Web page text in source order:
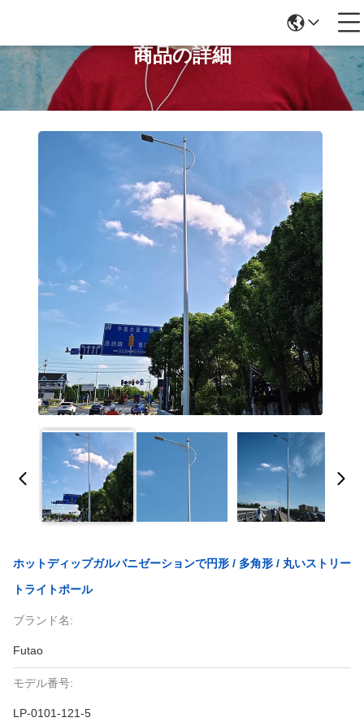
商品の詳細
ホットディップガルバニゼーションで円形 / 多角形 / 丸いストリー
トライトポール
ブランド名:
Futao
モデル番号:
LP-0101-121-5